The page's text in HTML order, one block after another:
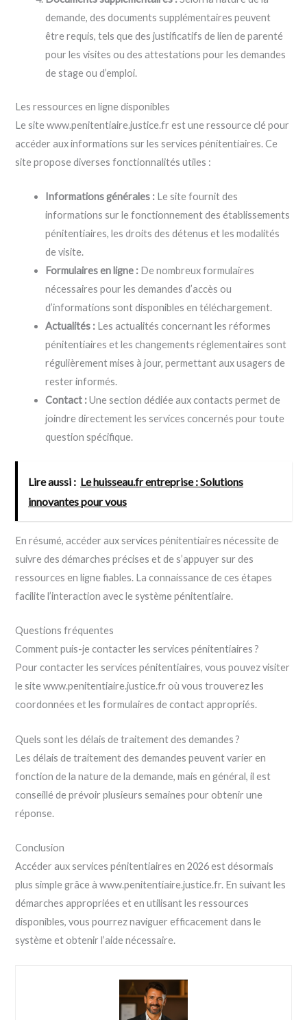
demande, des documents supplémentaires peuvent
être requis, tels que des justificatifs de lien de parenté
pour les visites ou des attestations pour les demandes
de stage ou d’emploi.
Les ressources en ligne disponibles
Le site www.penitentiaire.justice.fr est une ressource clé pour
accéder aux informations sur les services pénitentiaires. Ce
site propose diverses fonctionnalités utiles :
Informations générales : Le site fournit des
informations sur le fonctionnement des établissements
pénitentiaires, les droits des détenus et les modalités
de visite.
Formulaires en ligne : De nombreux formulaires
nécessaires pour les demandes d’accès ou
d’informations sont disponibles en téléchargement.
Actualités : Les actualités concernant les réformes
pénitentiaires et les changements réglementaires sont
régulièrement mises à jour, permettant aux usagers de
rester informés.
Contact :Une section dédiée aux contacts permet de
joindre directement les services concernés pour toute
question spécifique.
Lire aussi : Le huisseau.fr entreprise : Solutions
innovantes pour vous
En résumé, accéder aux services pénitentiaires nécessite de
suivre des démarches précises et de s’appuyer sur des
ressources en ligne fiables. La connaissance de ces étapes
facilite l’interaction avec le système pénitentiaire.
Questions fréquentes
Comment puis-je contacter les services pénitentiaires ?
Pour contacter les services pénitentiaires, vous pouvez visiter
le site www.penitentiaire.justice.fr où vous trouverez les
coordonnées et les formulaires de contact appropriés.
Quels sont les délais de traitement des demandes ?
Les délais de traitement des demandes peuvent varier en
fonction de la nature de la demande, mais en général, il est
conseillé de prévoir plusieurs semaines pour obtenir une
réponse.
Conclusion
Accéder aux services pénitentiaires en 2026 est désormais
plus simple grâce à www.penitentiaire.justice.fr. En suivant les
démarches appropriées et en utilisant les ressources
disponibles, vous pourrez naviguer efficacement dans le
système et obtenir l’aide nécessaire.